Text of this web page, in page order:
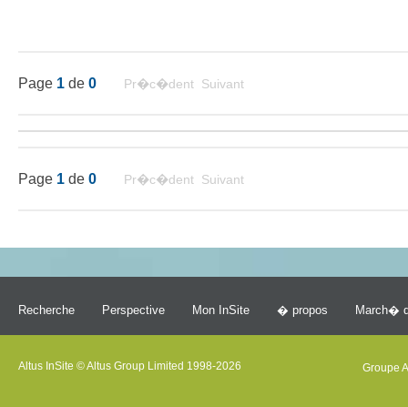
Page 1de 0 Pr�c�dent Suivant
Page 1de 0 Pr�c�dent Suivant
Recherche Perspective Mon InSite � propos March�
Altus InSite © Altus Group Limited 1998-2026 Groupe